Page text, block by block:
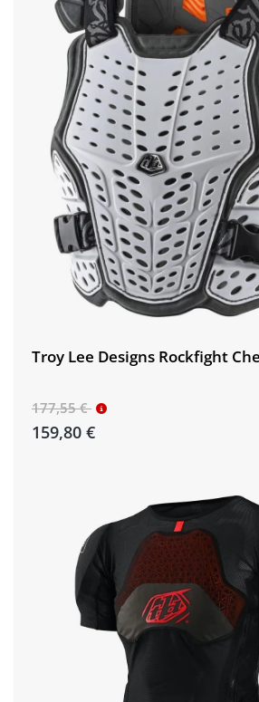
Troy Lee Designs Rockfight
177,55 €
159,80 €